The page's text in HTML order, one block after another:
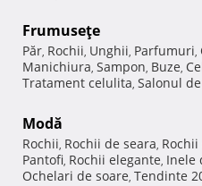
Frumuseţe
Păr, Rochii, Unghii, Parfumuri,
Manichiura, Sampon, Buze,
Tratament celulita, Salonul
Modă
Rochii, Rochii de seara,
Pantofi, Rochii elegante, Inele
Ochelari de soare, Tendinte